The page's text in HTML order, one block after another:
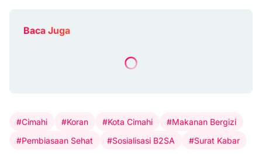
Baca Juga
#Cimahi #Koran #Kota Cimahi
#Makanan Bergizi
#Pembiasaan Sehat
#Sosialisasi B2SA #Surat Kabar